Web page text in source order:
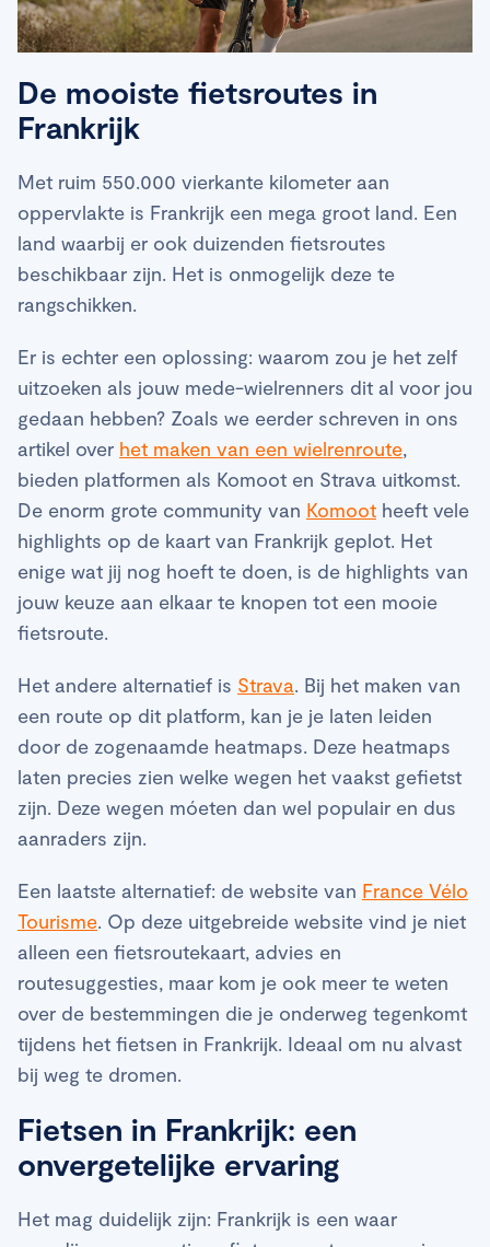
De mooiste fietsroutes in
Frankrijk
Met ruim 550.000 vierkante kilometer aan
oppervlakte is Frankrijk een mega groot land. Een
land waarbij er ook duizenden fietsroutes
beschikbaar zijn. Het is onmogelijk deze te
rangschikken.
Er is echter een oplossing: waarom zou je het zelf
uitzoeken als jouw mede-wielrenners dit al voor jou
gedaan hebben? Zoals we eerder schreven in ons
artikel over het maken van een wielrenroute,
bieden platformen als Komoot en Strava uitkomst.
De enorm grote community van Komoot heeft vele
highlights op de kaart van Frankrijk geplot. Het
enige wat jij nog hoeft te doen, is de highlights van
jouw keuze aan elkaar te knopen tot een mooie
fietsroute.
Het andere alternatief is Strava. Bij het maken van
een route op dit platform, kan je je laten leiden
door de zogenaamde heatmaps. Deze heatmaps
laten precies zien welke wegen het vaakst gefietst
zijn. Deze wegen móeten dan wel populair en dus
aanraders zijn.
Een laatste alternatief: de website van France Vélo
Tourisme. Op deze uitgebreide website vind je niet
alleen een fietsroutekaart, advies en
routesuggesties, maar kom je ook meer te weten
over de bestemmingen die je onderweg tegenkomt
tijdens het fietsen in Frankrijk. Ideaal om nu alvast
bij weg te dromen.
Fietsen in Frankrijk: een
onvergetelijke ervaring
Het mag duidelijk zijn: Frankrijk is een waar